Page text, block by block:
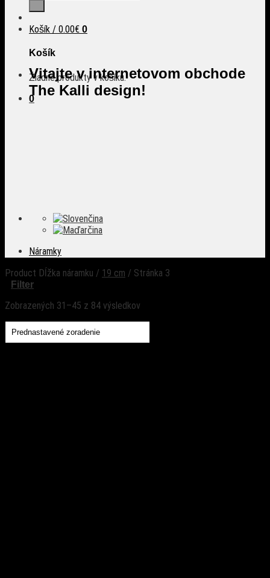
Košík / 0.00€ 0
Košík
Žiadne produkty v košíku.
0
Vitajte v internetovom obchode
The Kalli design!
Náramky
Product Dĺžka náramku / 19 cm / Stránka 3
Filter
Zobrazených 31–45 z 84 výsledkov